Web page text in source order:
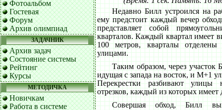
Фотоальбом
Гостевая
Форум
Архив олимпиад
ЗАДАЧНИК
Архив задач
Состояние системы
Рейтинг
Курсы
МЕТОДИЧКА
Новичкам
Работа в системе
Недавно Билл устроился на
ему предстоит каждый вечер
представляет собой
кварталов. Каждый квартал имеет
100 метров, кварталы
улицами.
Таким образом, через участок
идущая с запада на восток, и M+1
Перекрестки разбивают
отрезков, каждый из которых имеет
Совершая обход, Билл